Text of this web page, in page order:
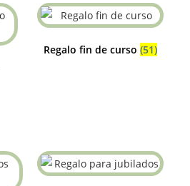
Regalo fin de curso (51)